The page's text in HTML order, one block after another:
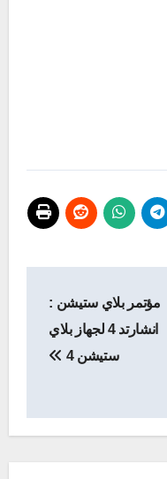
مؤتمر بلاي ستيشن :
انشارتد 4 لجهاز بلاي
ستيشن 4